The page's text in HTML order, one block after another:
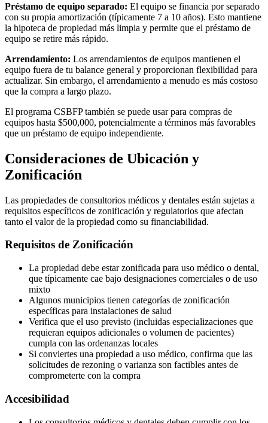
Préstamo de equipo separado: El equipo se financia por separado
con su propia amortización (típicamente 7 a 10 años). Esto mantiene
la hipoteca de propiedad más limpia y permite que el préstamo de
equipo se retire más rápido.
Arrendamiento: Los arrendamientos de equipos mantienen el
equipo fuera de tu balance general y proporcionan flexibilidad para
actualizar. Sin embargo, el arrendamiento a menudo es más costoso
que la compra a largo plazo.
El programa CSBFP también se puede usar para compras de
equipos hasta $500,000, potencialmente a términos más favorables
que un préstamo de equipo independiente.
Consideraciones de Ubicación y
Zonificación
Las propiedades de consultorios médicos y dentales están sujetas a
requisitos específicos de zonificación y regulatorios que afectan
tanto el valor de la propiedad como su financiabilidad.
Requisitos de Zonificación
La propiedad debe estar zonificada para uso médico o dental,
que típicamente cae bajo designaciones comerciales o de uso
mixto
Algunos municipios tienen categorías de zonificación
específicas para instalaciones de salud
Verifica que el uso previsto (incluidas especializaciones que
requieran equipos adicionales o volumen de pacientes)
cumpla con las ordenanzas locales
Si conviertes una propiedad a uso médico, confirma que las
solicitudes de rezoning o varianza son factibles antes de
comprometerte con la compra
Accesibilidad